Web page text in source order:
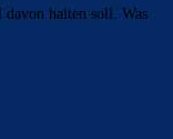
halten soll. Was